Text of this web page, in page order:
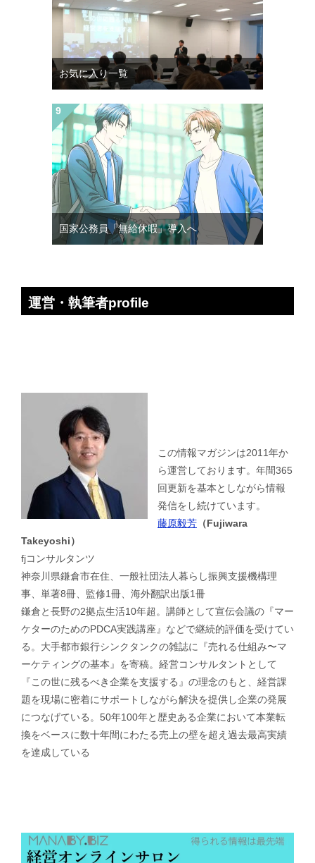
お気に入り一覧
国家公務員「無給休暇」導入へ
運営・執筆者profile
この情報マガジンは2011年か
ら運営しております。年間365
回更新を基本としながら情報
発信をし続けています。
藤原毅芳 （Fujiwara
Takeyoshi）
fjコンサルタンツ
神奈川県鎌倉市在住、一般社団法人暮らし振興支援機構理
事、単著8冊、監修1冊、海外翻訳出版1冊
鎌倉と長野の2拠点生活10年超。講師として宣伝会議の『マー
ケターのためのPDCA実践講座』などで継続的評価を受けてい
る。大手都市銀行シンクタンクの雑誌に『売れる仕組み〜マ
ーケティングの基本』を寄稿。経営コンサルタントとして
『この世に残るべき企業を支援する』の理念のもと、経営課
題を現場に密着にサポートしながら解決を提供し企業の発展
につなげている。50年100年と歴史ある企業において本業転
換をベースに数十年間にわたる売上の壁を超え過去最高実績
を達成している